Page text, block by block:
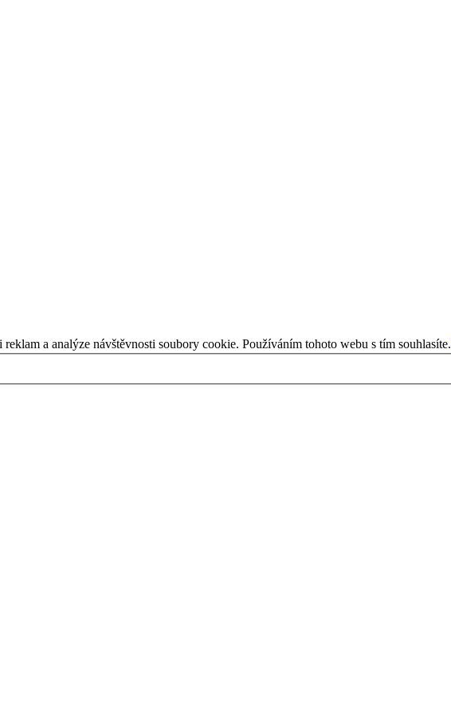
a analýze návštěvnosti soubory cookie. Používáním tohoto webu s tím souhlasíte.